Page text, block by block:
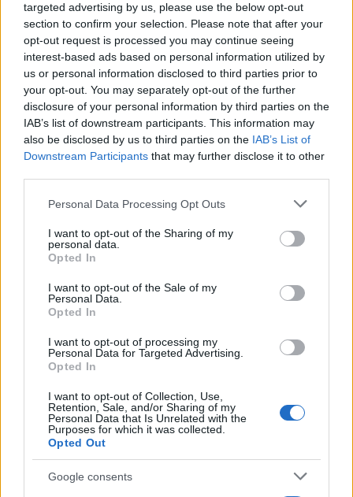
targeted advertising by us, please use the below opt-out
section to confirm your selection. Please note that after your
opt-out request is processed you may continue seeing
interest-based ads based on personal information utilized by
us or personal information disclosed to third parties prior to
your opt-out. You may separately opt-out of the further
disclosure of your personal information by third parties on the
IAB’s list of downstream participants. This information may
also be disclosed by us to third parties on the IAB’s List of
Downstream Participants that may further disclose it to other
Please note that this website/app uses one or more Google
not limited to your visit or usage behaviour. You may click to
grant or deny consent to Google and its third-party tags to
use your data for below specified purposes in below Google
consent section.
Personal Data Processing Opt Outs
I want to opt-out of the Sharing of my
personal data.
Opted In
I want to opt-out of the Sale of my
Personal Data.
Opted In
I want to opt-out of processing my
Personal Data for Targeted Advertising.
Opted In
I want to opt-out of Collection, Use,
Retention, Sale, and/or Sharing of my
Personal Data that Is Unrelated with the
Purposes for which it was collected.
Opted Out
Google consents
2022.05.31.
GERILLA BÁR
Kiderült Geszler Dorottya
szépségének titka
2022.05.31.
GERILLA BÁR PESTITV
FŐCÍM